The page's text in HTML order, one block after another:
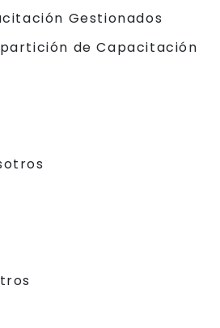
Gestionados
de Capacitación